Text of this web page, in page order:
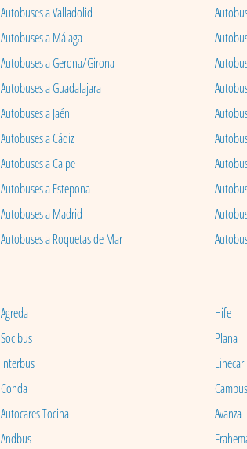
Autobuses a Valladolid
Autobuses a Málaga
Autobuses a Gerona/Girona
Autobuses a Guadalajara
Autobuses a Jaén
Autobuses a Cádiz
Autobuses a Calpe
Autobuses a Estepona
Autobuses a Madrid
Autobuses a Roquetas de Mar
Agreda
Hife
Socibus
Plana
Interbus
Linecar
Conda
Cambus
Autocares Tocina
Avanza
Andbus